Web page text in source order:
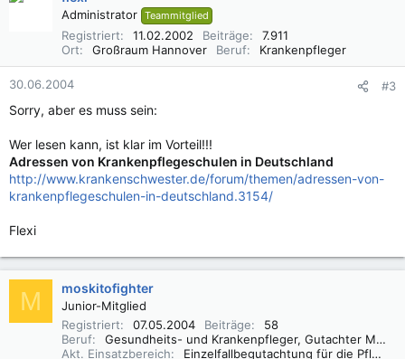
Administrator Teammitglied
Registriert 11.02.2002 Beiträge
7.911
Ort
Großraum Hannover Beruf Krankenpfleger
30.06.2004 #3
Sorry, aber es muss sein:
Wer lesen kann, ist klar im Vorteil!!!
Adressen von Krankenpflegeschulen in Deutschland
http://www.krankenschwester.de/forum/themen/adressen-von-
krankenpflegeschulen-in-deutschland.3154/
Flexi
M moskitofighter
Junior-Mitglied
Registriert
07.05.2004 Beiträge
58
Beruf
Gesundheits- und Krankenpfleger, Gutachter MDK
Akt. Einsatzbereich
Einzelfallbegutachtung für die Pflegeversicherung